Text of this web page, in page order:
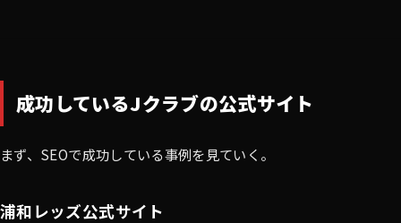
成功しているJクラブの公式サイト
まず、SEOで成功している事例を見ていく。
浦和レッズ公式サイト